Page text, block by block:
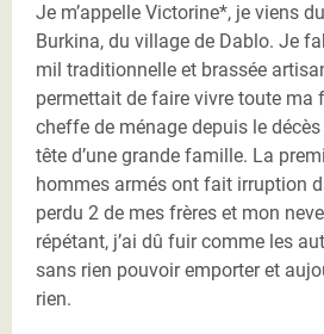
Je m’appelle Victorine*, je viens
Burkina, du village de Dablo. Je
mil traditionnelle et brassée
permettait de faire vivre toute ma
cheffe de ménage depuis le
tête d’une grande famille. La
hommes armés ont fait irruption
perdu 2 de mes frères et mon
répétant, j’ai dû fuir comme les
sans rien pouvoir emporter et
rien.